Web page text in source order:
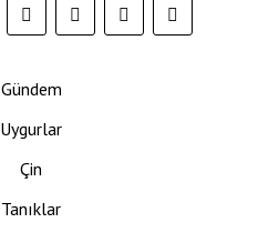
Gündem
Uygurlar
Çin
Tanıklar